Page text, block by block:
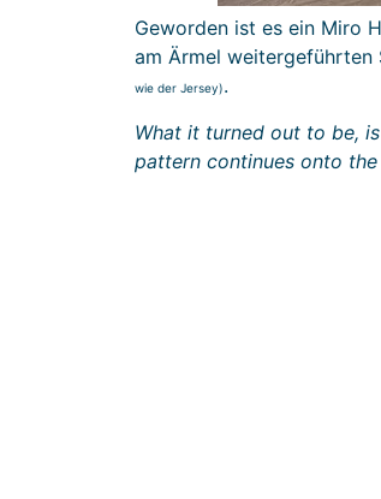
Geworden ist es ein Miro
am Ärmel
wie der Jersey).
What it turned out to be,
pattern continues onto the